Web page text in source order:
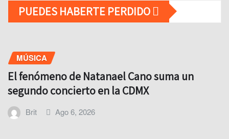
PUEDES HABERTE PERDIDO
MÚSICA
El fenómeno de Natanael Cano suma un
segundo concierto en la CDMX
Brit Ago 6, 2026